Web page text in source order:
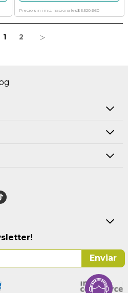
Precio sin imp. nacionales$ 5.520.660
Página
Estás leyendo la página
1 Página
2 Página
Enviar